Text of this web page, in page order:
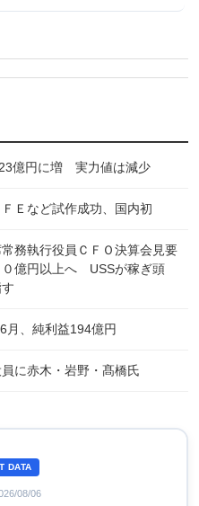
億円に増 実力値は減少
Ｅなど試作成功、国内初
務執行役員ＣＦＯ決算会見要
億円以上へ USSが稼ぎ頭
、純利益194億円
に赤木・岩野・髙橋氏
DATA
08/06